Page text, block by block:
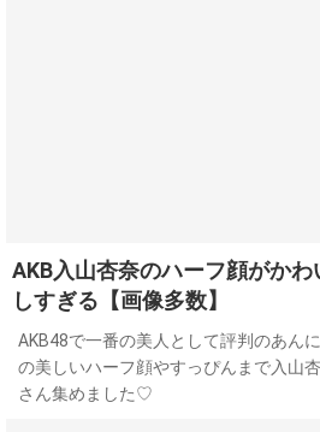
AKB入山杏奈のハーフ顔がか
しすぎる【画像多数】
AKB48で一番の美人として評判のあん
の美しいハーフ顔やすっぴんまで入山
さん集めました♡